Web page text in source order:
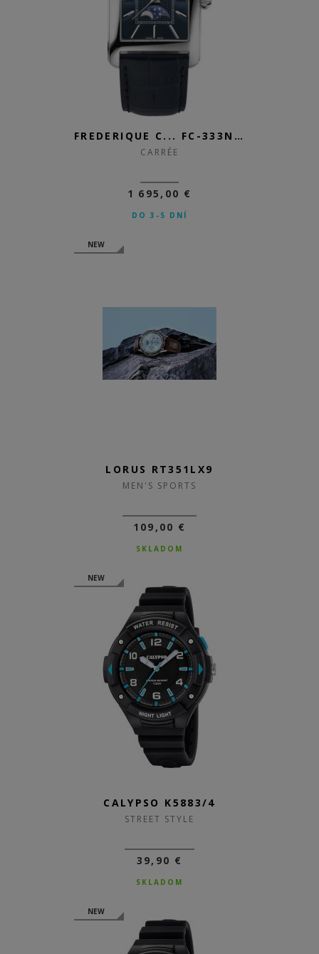
FREDERIQUE C... FC-333N4C6
CARRÉE
1 695,00 €
DO 3-5 DNÍ
NEW
LORUS RT351LX9
MEN'S SPORTS
109,00 €
SKLADOM
NEW
CALYPSO K5883/4
STREET STYLE
39,90 €
SKLADOM
NEW